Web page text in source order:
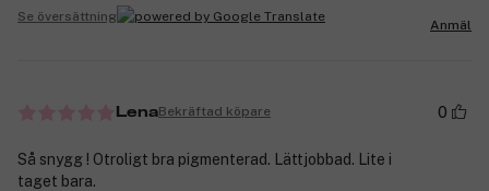
Se översättning
Anmäl
LenaBekräftad köpare 0
Så snygg ! Otroligt bra pigmenterad. Lättjobbad. Lite i
taget bara.